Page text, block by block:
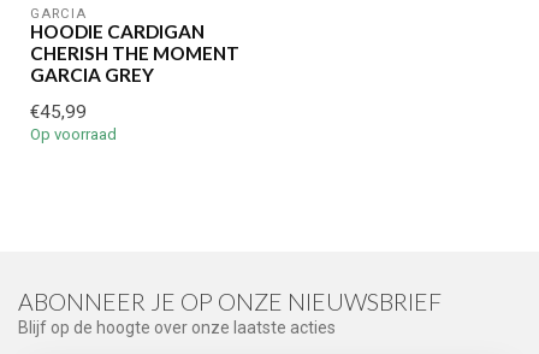
GARCIA
HOODIE CARDIGAN
CHERISH THE MOMENT
GARCIA GREY
€45,99
Op voorraad
ABONNEER JE OP ONZE NIEUWSBRIEF
Blijf op de hoogte over onze laatste acties